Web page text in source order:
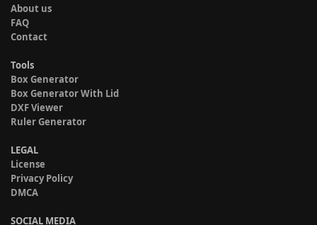
About us
FAQ
Contact
Tools
Box Generator
Box Generator With Lid
DXF Viewer
Ruler Generator
LEGAL
License
Privacy Policy
DMCA
SOCIAL MEDIA